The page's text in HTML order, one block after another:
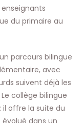
du primaire au
parcours bilingue
avec
suivent déjà les
collège bilingue
il offre la suite du
dans un